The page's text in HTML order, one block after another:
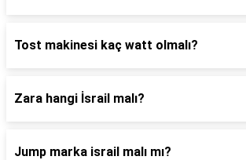
Tost makinesi kaç watt olmalı?
Zara hangi İsrail malı?
Jump marka israil malı mı?